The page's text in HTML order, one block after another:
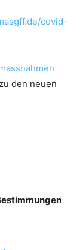
covid-
den neuen